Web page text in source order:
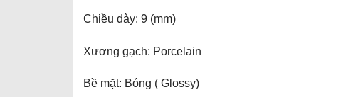
Chiều dày: 9 (mm)
Xương gạch: Porcelain
Bề mặt: Bóng ( Glossy)